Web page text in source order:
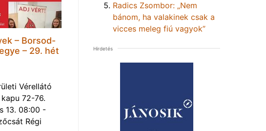
– Borsod-
– 29. hét
Vérellátó
72-76.
13. 08:00 -
Régi
Radics Zsombor: „Nem
bánom, ha valakinek csak a
vicces meleg fiú vagyok”
Hirdetés